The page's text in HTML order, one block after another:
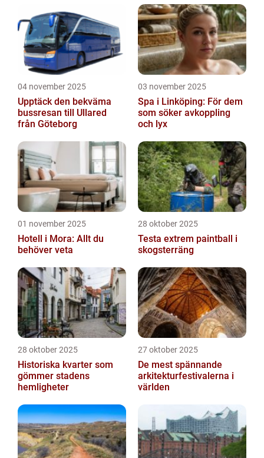
04 november 2025
Upptäck den bekväma
bussresan till Ullared
från Göteborg
03 november 2025
Spa i Linköping: För dem
som söker avkoppling
och lyx
01 november 2025
Hotell i Mora: Allt du
behöver veta
28 oktober 2025
Testa extrem paintball i
skogsterräng
28 oktober 2025
Historiska kvarter som
gömmer stadens
hemligheter
27 oktober 2025
De mest spännande
arkitekturfestivalerna i
världen